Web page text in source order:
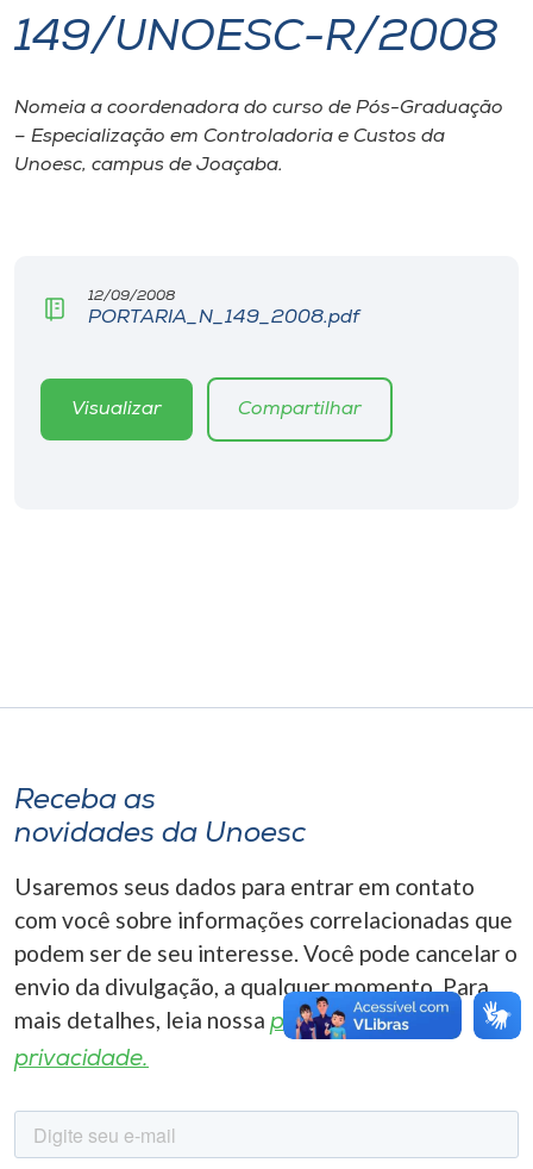
I.nova
Diplomados
Editora
A+
149/UNOESC-R/2008
Nomeia a coordenadora do curso de Pós-Graduação
– Especialização em Controladoria e Custos da
Unoesc, campus de Joaçaba.
12/09/2008
PORTARIA_N_149_2008.pdf
Visualizar Compartilhar
Receba as
novidades da Unoesc
Usaremos seus dados para entrar em contato
com você sobre informações correlacionadas que
podem ser de seu interesse. Você pode cancelar o
envio da divulgação, a qualquer momento. Para
mais detalhes, leia nossa política de
privacidade.